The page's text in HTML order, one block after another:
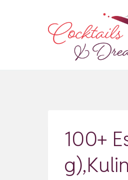
100+